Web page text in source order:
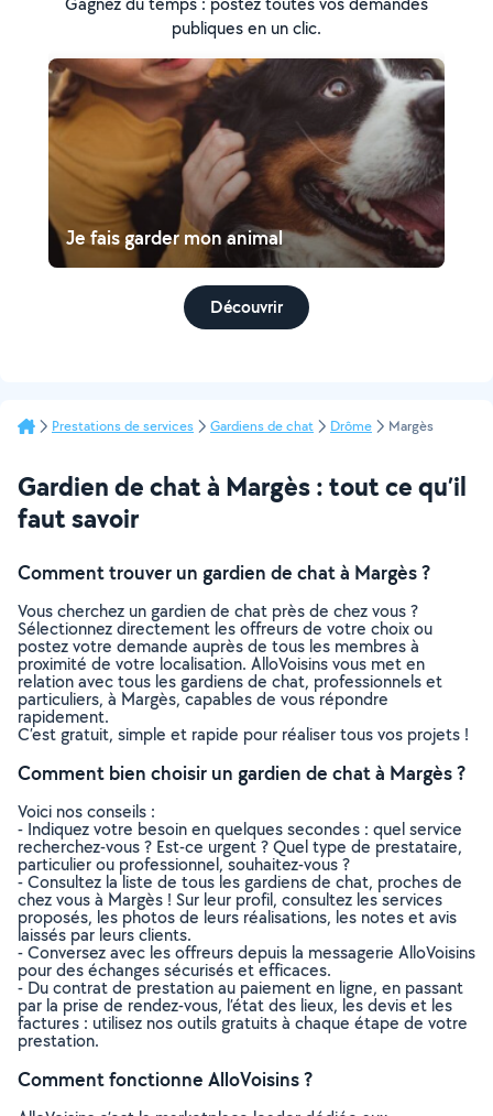
publiques en un clic.
Je fais garder mon animal
Découvrir
Prestations de services Gardiens de chat Drôme Margès
Gardien de chat à Margès : tout ce qu’il
faut savoir
Comment trouver un gardien de chat à Margès ?
Vous cherchez un gardien de chat près de chez vous ?
Sélectionnez directement les offreurs de votre choix ou
postez votre demande auprès de tous les membres à
proximité de votre localisation. AlloVoisins vous met en
relation avec tous les gardiens de chat, professionnels et
particuliers, à Margès, capables de vous répondre
rapidement.
C’est gratuit, simple et rapide pour réaliser tous vos projets !
Comment bien choisir un gardien de chat à Margès ?
Voici nos conseils :
- Indiquez votre besoin en quelques secondes : quel service
recherchez-vous ? Est-ce urgent ? Quel type de prestataire,
particulier ou professionnel, souhaitez-vous ?
- Consultez la liste de tous les gardiens de chat, proches de
chez vous à Margès ! Sur leur profil, consultez les services
proposés, les photos de leurs réalisations, les notes et avis
laissés par leurs clients.
- Conversez avec les offreurs depuis la messagerie AlloVoisins
pour des échanges sécurisés et efficaces.
- Du contrat de prestation au paiement en ligne, en passant
par la prise de rendez-vous, l’état des lieux, les devis et les
factures : utilisez nos outils gratuits à chaque étape de votre
prestation.
Comment fonctionne AlloVoisins ?